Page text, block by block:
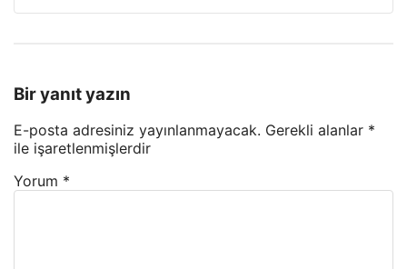
Bir yanıt yazın
E-posta adresiniz yayınlanmayacak. Gerekli alanlar *
ile işaretlenmişlerdir
Yorum *